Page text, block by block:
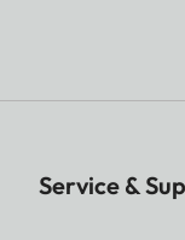
Service &